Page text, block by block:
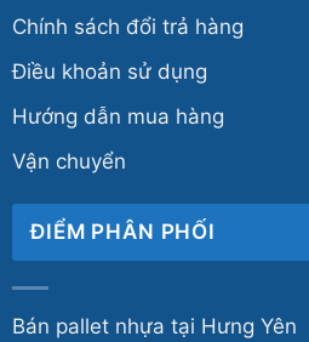
Chính sách đổi trả hàng
Điều khoản sử dụng
Hướng dẫn mua hàng
Vận chuyển
ĐIỂM PHÂN PHỐI
Bán pallet nhựa tại Hưng Yên